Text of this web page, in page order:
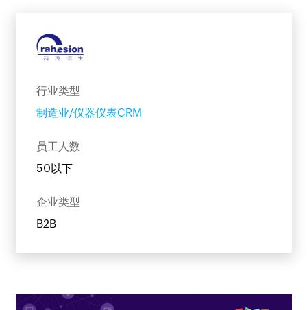
行业类型
制造业/仪器仪表CRM
员工人数
50以下
企业类型
B2B